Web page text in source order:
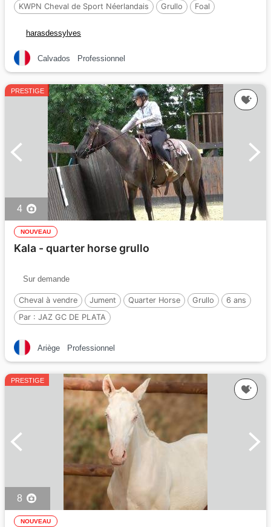
KWPN Cheval de Sport Néerlandais Grullo Foal
harasdessylves
Calvados Professionnel
PRESTIGE
4
NOUVEAU
Kala - quarter horse grullo
Sur demande
Cheval à vendre Jument Quarter Horse Grullo
6 ans
Par : JAZ GC DE PLATA
Ariège Professionnel
PRESTIGE
8
NOUVEAU